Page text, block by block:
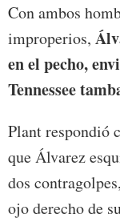
Con ambos
improperios,
en el pecho,
Tennessee
Plant respondió
que Álvarez
dos
ojo derecho de